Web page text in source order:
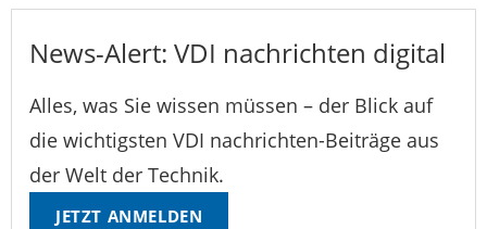
News-Alert: VDI nachrichten digital
Alles, was Sie wissen müssen – der Blick auf
die wichtigsten VDI nachrichten-Beiträge aus
der Welt der Technik.
JETZT ANMELDEN